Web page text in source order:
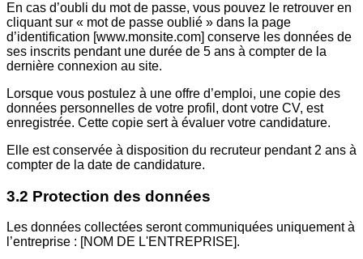
En cas d’oubli du mot de passe, vous pouvez le retrouver en
cliquant sur « mot de passe oublié » dans la page
d’identification [www.monsite.com] conserve les données de
ses inscrits pendant une durée de 5 ans à compter de la
dernière connexion au site.
Lorsque vous postulez à une offre d’emploi, une copie des
données personnelles de votre profil, dont votre CV, est
enregistrée. Cette copie sert à évaluer votre candidature.
Elle est conservée à disposition du recruteur pendant 2 ans à
compter de la date de candidature.
3.2 Protection des données
Les données collectées seront communiquées uniquement à
l’entreprise : [NOM DE L'ENTREPRISE].